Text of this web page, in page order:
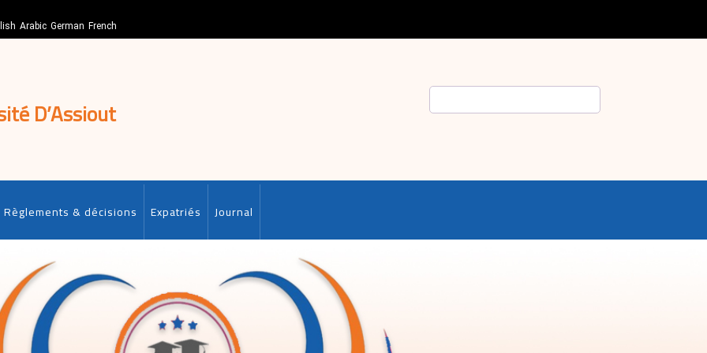
Arabic German French
D’Assiout
Règlements & décisions Expatriés Journal